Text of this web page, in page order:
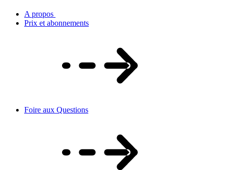
A propos
Prix et abonnements
Foire aux Questions